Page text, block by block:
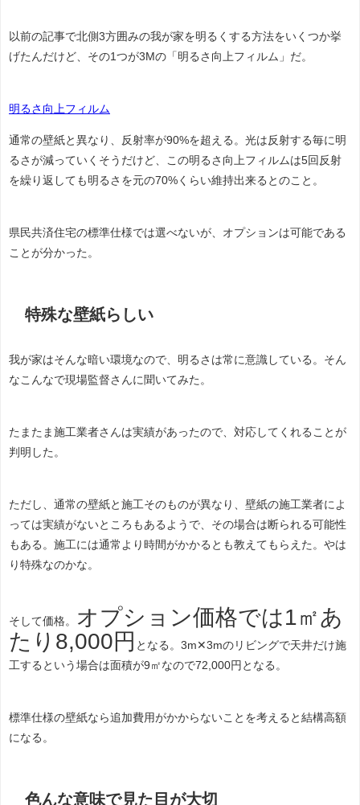
以前の記事で北側3方囲みの我が家を明るくする方法をいくつか挙
げたんだけど、その1つが3Mの「明るさ向上フィルム」だ。
明るさ向上フィルム
通常の壁紙と異なり、反射率が90%を超える。光は反射する毎に明
るさが減っていくそうだけど、この明るさ向上フィルムは5回反射
を繰り返しても明るさを元の70%くらい維持出来るとのこと。
県民共済住宅の標準仕様では選べないが、オプションは可能である
ことが分かった。
特殊な壁紙らしい
我が家はそんな暗い環境なので、明るさは常に意識している。そん
なこんなで現場監督さんに聞いてみた。
たまたま施工業者さんは実績があったので、対応してくれることが
判明した。
ただし、通常の壁紙と施工そのものが異なり、壁紙の施工業者によ
っては実績がないところもあるようで、その場合は断られる可能性
もある。施工には通常より時間がかかるとも教えてもらえた。やは
り特殊なのかな。
そして価格。
オプション価格では1㎡あ
たり8,000円 となる。3m✕3mのリビングで天井だけ施
工するという場合は面積が9㎡なので72,000円となる。
標準仕様の壁紙なら追加費用がかからないことを考えると結構高額
になる。
色んな意味で見た目が大切